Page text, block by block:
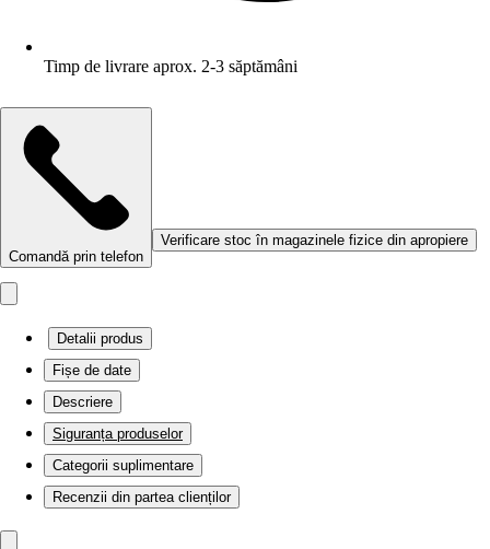
Timp de livrare aprox. 2-3 săptămâni
Comandă prin telefon
Verificare stoc în magazinele fizice din apropiere
Detalii produs
Fișe de date
Descriere
Siguranța produselor
Categorii suplimentare
Recenzii din partea clienților